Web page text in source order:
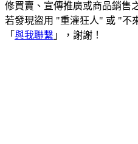
修買賣、宣傳推廣或商品銷售
若發現盜用 "重灌狂人" 或 "不
「 與我聯繫 」，謝謝！